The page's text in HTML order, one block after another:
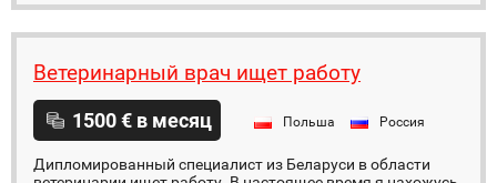
Ветеринарный врач ищет работу
1500 € в месяц Польша Россия
Дипломированный специалист из Беларуси в области